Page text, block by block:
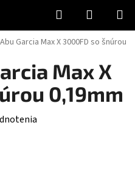
Hľadať
KOŠÍK
Garcia Max X 3000FD so šnúrou
Max X
0,19mm